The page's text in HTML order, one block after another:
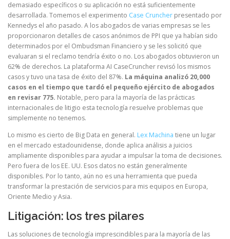
demasiado específicos o su aplicación no está suficientemente
desarrollada. Tomemos el experimento Case Cruncher presentado por
Kennedys el año pasado. A los abogados de varias empresas se les
proporcionaron detalles de casos anónimos de PPI que ya habían sido
determinados por el Ombudsman Financiero y se les solicitó que
evaluaran si el reclamo tendría éxito o no. Los abogados obtuvieron un
62% de derechos. La plataforma AI CaseCruncher revisó los mismos
casos y tuvo una tasa de éxito del 87%. La máquina analizó 20,000
casos en el tiempo que tardó el pequeño ejército de abogados
en revisar 775. Notable, pero para la mayoría de las prácticas
internacionales de litigio esta tecnología resuelve problemas que
simplemente no tenemos.
Lo mismo es cierto de Big Data en general. Lex Machina tiene un lugar
en el mercado estadounidense, donde aplica análisis a juicios
ampliamente disponibles para ayudar a impulsar la toma de decisiones.
Pero fuera de los EE. UU. Esos datos no están generalmente
disponibles. Por lo tanto, aún no es una herramienta que pueda
transformar la prestación de servicios para mis equipos en Europa,
Oriente Medio y Asia.
Litigación: los tres pilares
Las soluciones de tecnología imprescindibles para la mayoría de las